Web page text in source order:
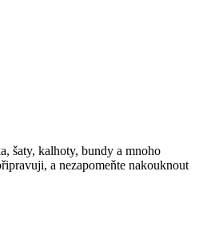
šaty, kalhoty, bundy a mnoho
a nezapomeňte nakouknout